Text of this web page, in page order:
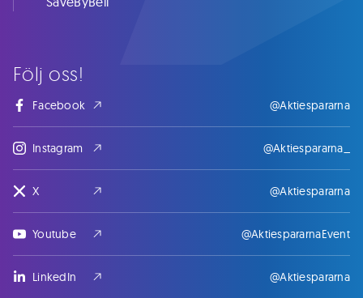
Följ oss!
Facebook @Aktiespararna
Instagram @Aktiespararna_
X @Aktiespararna
Youtube @AktiespararnaEvent
LinkedIn @Aktiespararna